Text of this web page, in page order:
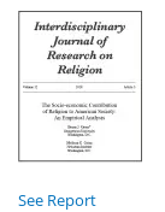
See Report